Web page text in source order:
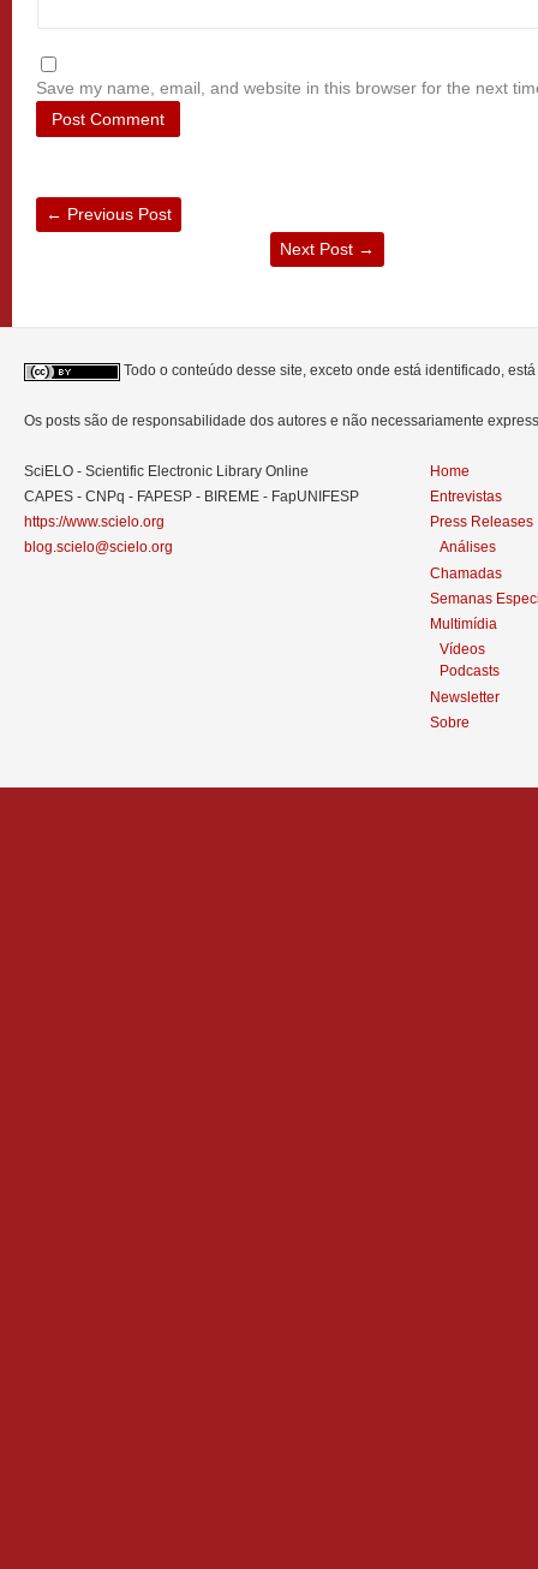
Save my name, email, and website in this browser for the next
← Previous Post
Next Post →
Todo o conteúdo desse site, exceto onde está identificado,
Os posts são de responsabilidade dos autores e não necessariamente
SciELO - Scientific Electronic Library Online
CAPES - CNPq - FAPESP - BIREME - FapUNIFESP
https://www.scielo.org
blog.scielo@scielo.org
Home
Entrevistas
Press Releases
Análises
Chamadas
Semanas
Multimídia
Vídeos
Podcasts
Newsletter
Sobre